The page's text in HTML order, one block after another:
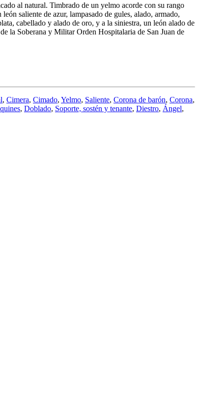
al natural. Timbrado de un yelmo acorde con su rango
saliente de azur, lampasado de gules, alado, armado,
cabellado y alado de oro, y a la siniestra, un león alado de
la Soberana y Militar Orden Hospitalaria de San Juan de
, Cimera, Cimado, Yelmo, Saliente, Corona de barón, Corona,
, Doblado, Soporte, sostén y tenante, Diestro, Ángel,